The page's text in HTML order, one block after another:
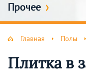
Прочее
Главная Полы
Плитка в